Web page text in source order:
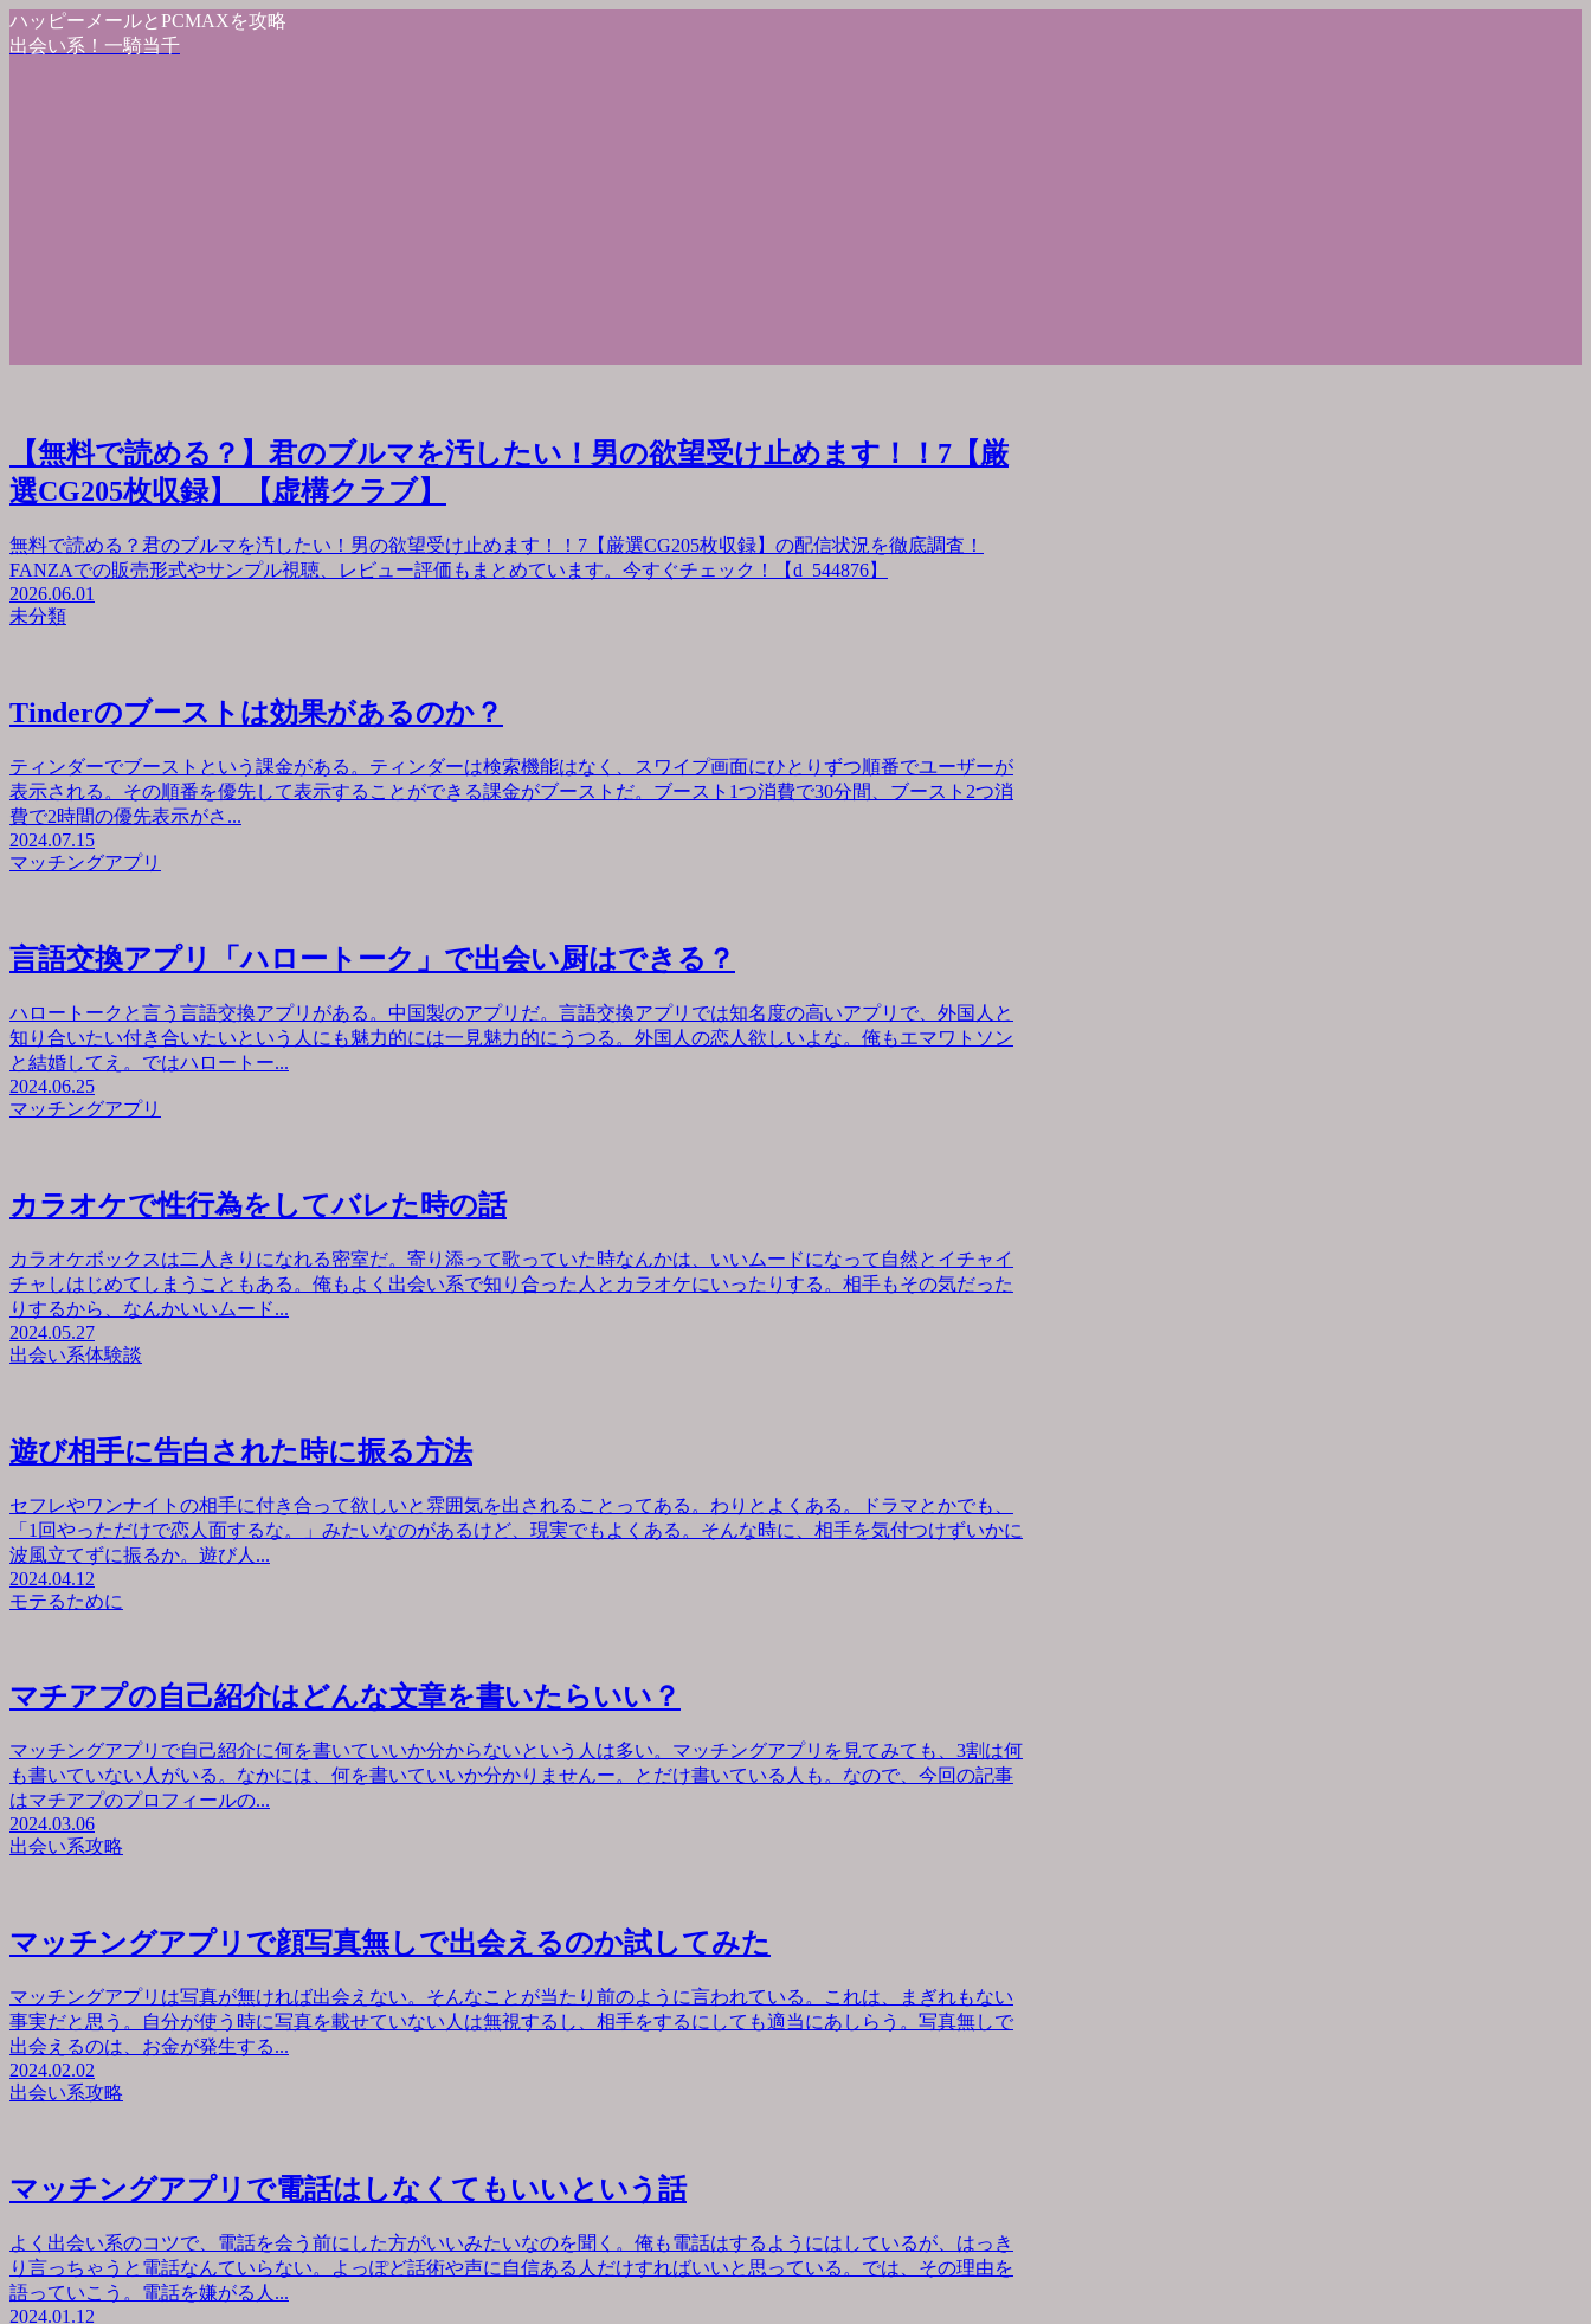
ハッピーメールとPCMAXを攻略
出会い系！一騎当千
【無料で読める？】君のブルマを汚したい！男の欲望受け止めます！！7【厳
選CG205枚収録】 【虚構クラブ】
無料で読める？君のブルマを汚したい！男の欲望受け止めます！！7【厳選CG205枚収録】の配信状況を徹底調査！
FANZAでの販売形式やサンプル視聴、レビュー評価もまとめています。今すぐチェック！【d_544876】
2026.06.01
未分類
Tinderのブーストは効果があるのか？
ティンダーでブーストという課金がある。ティンダーは検索機能はなく、スワイプ画面にひとりずつ順番でユーザーが
表示される。その順番を優先して表示することができる課金がブーストだ。ブースト1つ消費で30分間、ブースト2つ消
費で2時間の優先表示がさ...
2024.07.15
マッチングアプリ
言語交換アプリ「ハロートーク」で出会い厨はできる？
ハロートークと言う言語交換アプリがある。中国製のアプリだ。言語交換アプリでは知名度の高いアプリで、外国人と
知り合いたい付き合いたいという人にも魅力的には一見魅力的にうつる。外国人の恋人欲しいよな。俺もエマワトソン
と結婚してえ。ではハロートー...
2024.06.25
マッチングアプリ
カラオケで性行為をしてバレた時の話
カラオケボックスは二人きりになれる密室だ。寄り添って歌っていた時なんかは、いいムードになって自然とイチャイ
チャしはじめてしまうこともある。俺もよく出会い系で知り合った人とカラオケにいったりする。相手もその気だった
りするから、なんかいいムード...
2024.05.27
出会い系体験談
遊び相手に告白された時に振る方法
セフレやワンナイトの相手に付き合って欲しいと雰囲気を出されることってある。わりとよくある。ドラマとかでも、
「1回やっただけで恋人面するな。」みたいなのがあるけど、現実でもよくある。そんな時に、相手を気付つけずいかに
波風立てずに振るか。遊び人...
2024.04.12
モテるために
マチアプの自己紹介はどんな文章を書いたらいい？
マッチングアプリで自己紹介に何を書いていいか分からないという人は多い。マッチングアプリを見てみても、3割は何
も書いていない人がいる。なかには、何を書いていいか分かりませんー。とだけ書いている人も。なので、今回の記事
はマチアプのプロフィールの...
2024.03.06
出会い系攻略
マッチングアプリで顔写真無しで出会えるのか試してみた
マッチングアプリは写真が無ければ出会えない。そんなことが当たり前のように言われている。これは、まぎれもない
事実だと思う。自分が使う時に写真を載せていない人は無視するし、相手をするにしても適当にあしらう。写真無しで
出会えるのは、お金が発生する...
2024.02.02
出会い系攻略
マッチングアプリで電話はしなくてもいいという話
よく出会い系のコツで、電話を会う前にした方がいいみたいなのを聞く。俺も電話はするようにはしているが、はっき
り言っちゃうと電話なんていらない。よっぽど話術や声に自信ある人だけすればいいと思っている。では、その理由を
語っていこう。電話を嫌がる人...
2024.01.12